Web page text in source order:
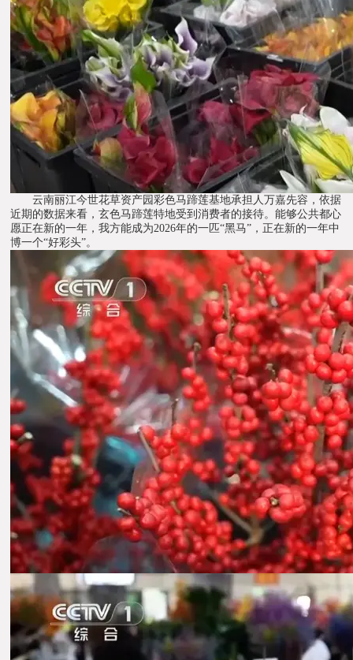
云南丽江今世花草资产园彩色马蹄莲基地承担人万嘉先容，依据
近期的数据来看，玄色马蹄莲特地受到消费者的接待。能够公共都心
愿正在新的一年，我方能成为2026年的一匹“黑马”，正在新的一年中
博一个“好彩头”。